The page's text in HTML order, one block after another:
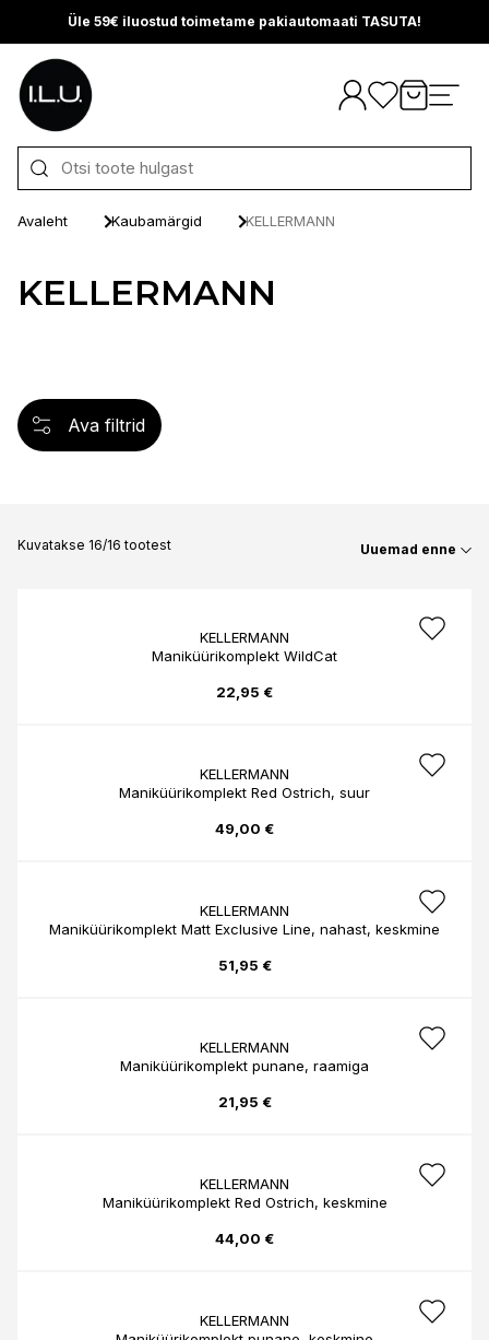
Üle 59€ iluostud toimetame pakiautomaati TASUTA!
Otse sisu juurde
Avaleht Kaubamärgid KELLERMANN
KELLERMANN
Ava filtrid
Kuvatakse 16/16 tootest Uuemad enne
KELLERMANN
Maniküürikomplekt WildCat
22,95 €
KELLERMANN
Maniküürikomplekt Red Ostrich, suur
49,00 €
KELLERMANN
Maniküürikomplekt Matt Exclusive Line, nahast, keskmine
51,95 €
KELLERMANN
Maniküürikomplekt punane, raamiga
21,95 €
KELLERMANN
Maniküürikomplekt Red Ostrich, keskmine
44,00 €
KELLERMANN